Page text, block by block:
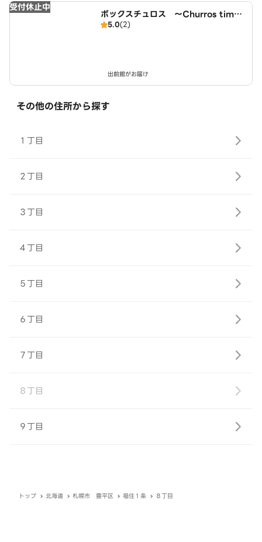
受付休止中
ボックスチュロス ～Churros time
～ 美園店
5.0(2)
出前館がお届け
その他の住所から探す
１丁目
２丁目
３丁目
４丁目
５丁目
６丁目
７丁目
８丁目
９丁目
トップ 北海道 札幌市 豊平区 福住１条 ８丁目